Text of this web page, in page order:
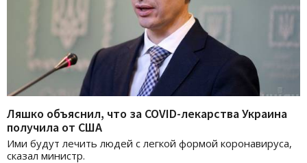
Ляшко объяснил, что за COVID-лекарства Украина
получила от США
Ими будут лечить людей с легкой формой коронавируса,
сказал министр.